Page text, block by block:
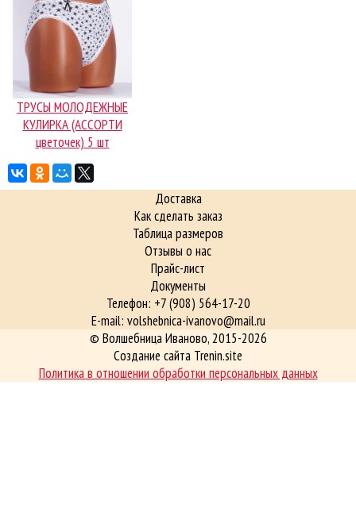
ТРУСЫ МОЛОДЕЖНЫЕ
КУЛИРКА (АССОРТИ
цветочек) 5 шт
Доставка
Как сделать заказ
Таблица размеров
Отзывы о нас
Прайс-лист
Документы
Телефон: +7 (908) 564-17-20
E-mail: volshebnica-ivanovo@mail.ru
© Волшебница Иваново, 2015-2026
Создание сайта Trenin.site
Политика в отношении обработки персональных данных